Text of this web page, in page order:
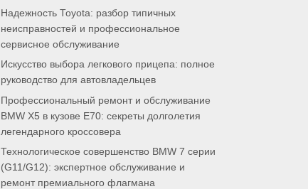
Надежность Toyota: разбор типичных
неисправностей и профессиональное
сервисное обслуживание
Искусство выбора легкового прицепа: полное
руководство для автовладельцев
Профессиональный ремонт и обслуживание
BMW X5 в кузове E70: секреты долголетия
легендарного кроссовера
Технологическое совершенство BMW 7 серии
(G11/G12): экспертное обслуживание и
ремонт премиального флагмана